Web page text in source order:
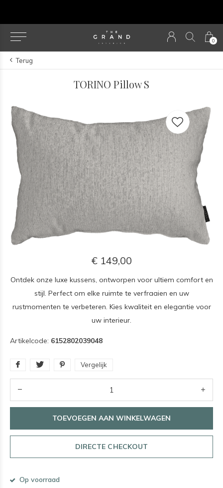
0
Terug
TORINO Pillow S
€ 149,00
Ontdek onze luxe kussens, ontworpen voor ultiem comfort en
stijl. Perfect om elke ruimte te verfraaien en uw
rustmomenten te verbeteren. Kies kwaliteit en elegantie voor
uw interieur.
Artikelcode: 6152802039048
Vergelijk
TOEVOEGEN AAN WINKELWAGEN
DIRECTE CHECKOUT
Op voorraad